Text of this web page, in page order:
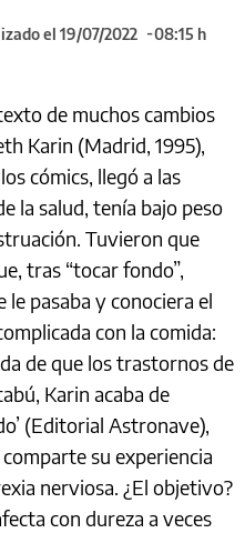
el 19/07/2022
08:15 h
de muchos cambios
Karin (Madrid, 1995),
cómics, llegó a las
la salud, tenía bajo peso
Tuvieron que
tras “tocar fondo”,
le pasaba y conociera el
con la comida:
de que los trastornos de
Karin acaba de
(Editorial Astronave),
su experiencia
nerviosa. ¿El objetivo?
con dureza a veces